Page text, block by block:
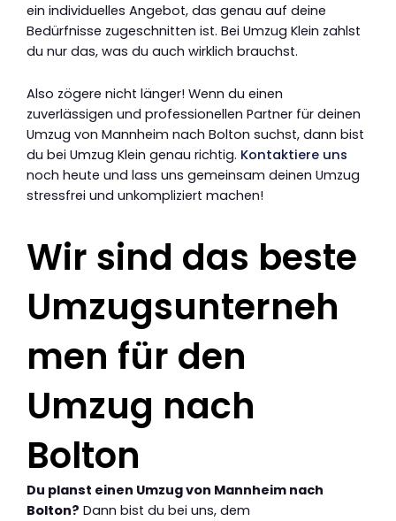
ein individuelles Angebot, das genau auf deine
Bedürfnisse zugeschnitten ist. Bei Umzug Klein zahlst
du nur das, was du auch wirklich brauchst.
Also zögere nicht länger! Wenn du einen
zuverlässigen und professionellen Partner für deinen
Umzug von Mannheim nach Bolton suchst, dann bist
du bei Umzug Klein genau richtig. Kontaktiere uns
noch heute und lass uns gemeinsam deinen Umzug
stressfrei und unkompliziert machen!
Wir sind das beste
Umzugsunterneh
men für den
Umzug nach
Bolton
Du planst einen Umzug von Mannheim nach
Bolton? Dann bist du bei uns, dem